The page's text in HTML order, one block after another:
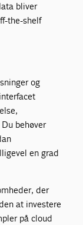
bliver
the-shelf
og
behøver
en grad
der
at investere
på cloud